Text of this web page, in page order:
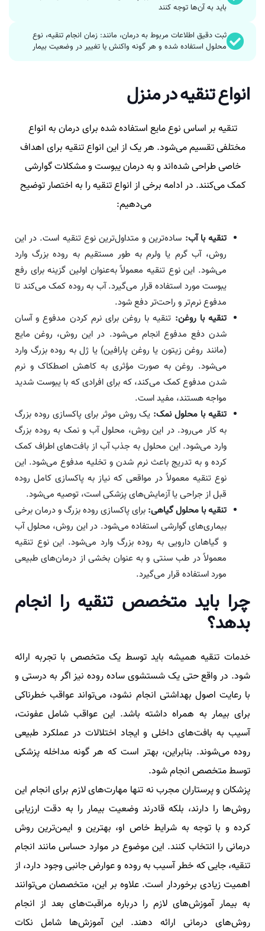
باید به آن‌ها توجه کنند
ثبت دقیق اطلاعات مربوط به درمان، مانند: زمان انجام تنقیه، نوع
محلول استفاده شده و هر گونه واکنش یا تغییر در وضعیت بیمار
انواع تنقیه در منزل
تنقیه بر اساس نوع مایع استفاده شده برای درمان به انواع
مختلفی تقسیم می‌شود. هر یک از این انواع تنقیه برای اهداف
خاصی طراحی شده‌اند و به درمان یبوست و مشکلات گوارشی
کمک می‌کنند. در ادامه برخی از انواع تنقیه را به اختصار توضیح
می‌دهیم:
تنقیه با آب: ساده‌ترین و متداول‌ترین نوع تنقیه است. در این
روش، آب گرم یا ولرم به طور مستقیم به روده بزرگ وارد
می‌شود. این نوع تنقیه معمولاً به‌عنوان اولین گزینه برای رفع
یبوست مورد استفاده قرار می‌گیرد. آب به روده کمک می‌کند تا
مدفوع نرم‌تر و راحت‌تر دفع شود.
تنقیه با روغن: تنقیه با روغن برای نرم کردن مدفوع و آسان
شدن دفع مدفوع انجام می‌شود. در این روش، روغن مایع
(مانند روغن زیتون یا روغن پارافین) یا ژل به روده بزرگ وارد
می‌شود. روغن به صورت مؤثری به کاهش اصطکاک و نرم
شدن مدفوع کمک می‌کند، که برای افرادی که با یبوست شدید
مواجه هستند، مفید است.
تنقیه با محلول نمک: یک روش موثر برای پاکسازی روده بزرگ
به کار می‌رود. در این روش، محلول آب و نمک به روده بزرگ
وارد می‌شود. این محلول به جذب آب از بافت‌های اطراف کمک
کرده و به تدریج باعث نرم شدن و تخلیه مدفوع می‌شود. این
نوع تنقیه معمولاً در مواقعی که نیاز به پاکسازی کامل روده
قبل از جراحی یا آزمایش‌های پزشکی است، توصیه می‌شود.
تنقیه با محلول گیاهی: برای پاکسازی روده بزرگ و درمان برخی
بیماری‌های گوارشی استفاده می‌شود. در این روش، محلول آب
و گیاهان دارویی به روده بزرگ وارد می‌شود. این نوع تنقیه
معمولاً در طب سنتی و به عنوان بخشی از درمان‌های طبیعی
مورد استفاده قرار می‌گیرد.
چرا باید متخصص تنقیه را انجام
بدهد؟
خدمات تنقیه همیشه باید توسط یک متخصص با تجربه ارائه
شود. در واقع حتی یک شستشوی ساده روده نیز اگر به درستی و
با رعایت اصول بهداشتی انجام نشود، می‌تواند عواقب خطرناکی
برای بیمار به همراه داشته باشد. این عواقب شامل عفونت،
آسیب به بافت‌های داخلی و ایجاد اختلالات در عملکرد طبیعی
روده می‌شوند. بنابراین، بهتر است که هر گونه مداخله پزشکی
توسط متخصص انجام شود.
پزشکان و پرستاران مجرب نه تنها مهارت‌های لازم برای انجام این
روش‌ها را دارند، بلکه قادرند وضعیت بیمار را به دقت ارزیابی
کرده و با توجه به شرایط خاص او، بهترین و ایمن‌ترین روش
درمانی را انتخاب کنند. این موضوع در موارد حساس مانند انجام
تنقیه، جایی که خطر آسیب به روده و عوارض جانبی وجود دارد، از
اهمیت زیادی برخوردار است. علاوه بر این، متخصصان می‌توانند
به بیمار آموزش‌های لازم را درباره مراقبت‌های بعد از انجام
روش‌های درمانی ارائه دهند. این آموزش‌ها شامل نکات